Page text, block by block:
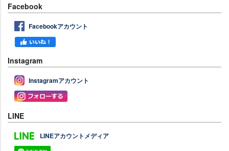
Facebook
Facebookアカウント
Instagram
Instagramアカウント
LINE
LINEアカウントメディア